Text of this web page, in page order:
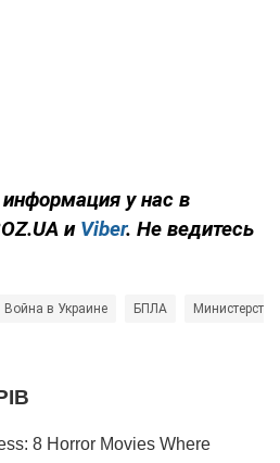
информация у нас в
и Viber. Не ведитесь
Война в Украине БПЛА